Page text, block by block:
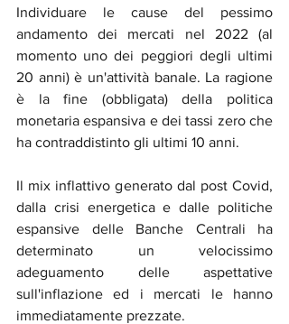
Individuare le cause del pessimo
andamento dei mercati nel 2022 (al
momento uno dei peggiori degli ultimi
20 anni) è un'attività banale. La ragione
è la fine (obbligata) della politica
monetaria espansiva e dei tassi zero che
ha contraddistinto gli ultimi 10 anni.
Il mix inflattivo generato dal post Covid,
dalla crisi energetica e dalle politiche
espansive delle Banche Centrali ha
determinato un velocissimo
adeguamento delle aspettative
sull'inflazione ed i mercati le hanno
immediatamente prezzate.